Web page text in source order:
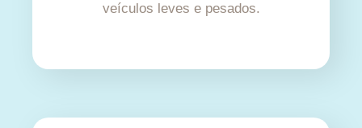
veículos leves e pesados.